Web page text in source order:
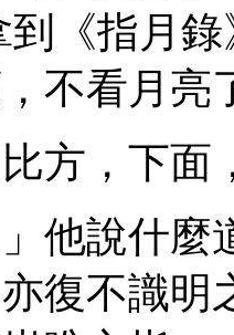
到《指月
不看月亮
方，下面
」他說什
復不識明